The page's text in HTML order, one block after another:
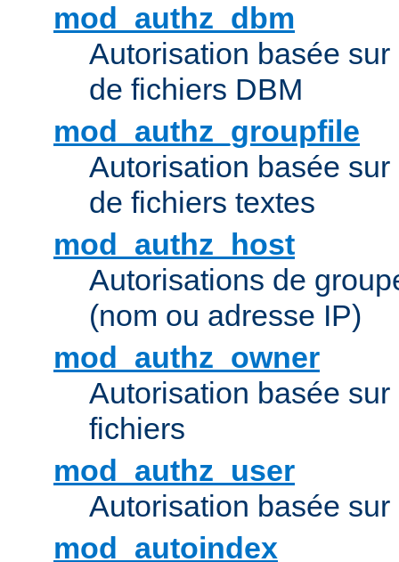
mod_authz_dbm
Autorisation basée
de fichiers DBM
mod_authz_groupfile
Autorisation basée
de fichiers textes
mod_authz_host
Autorisations de
(nom ou adresse IP)
mod_authz_owner
Autorisation basée
fichiers
mod_authz_user
Autorisation basée
mod_autoindex